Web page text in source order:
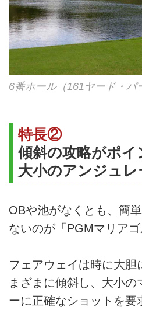
6番ホール（161ヤード・パ
特長②
傾斜の攻略がポイ
大小のアンジュレ
OBや池がなくとも、簡
ないのが「PGMマリアゴ
フェアウェイは時に大胆
まざまに傾斜し、大小
ーに正確なショットを要